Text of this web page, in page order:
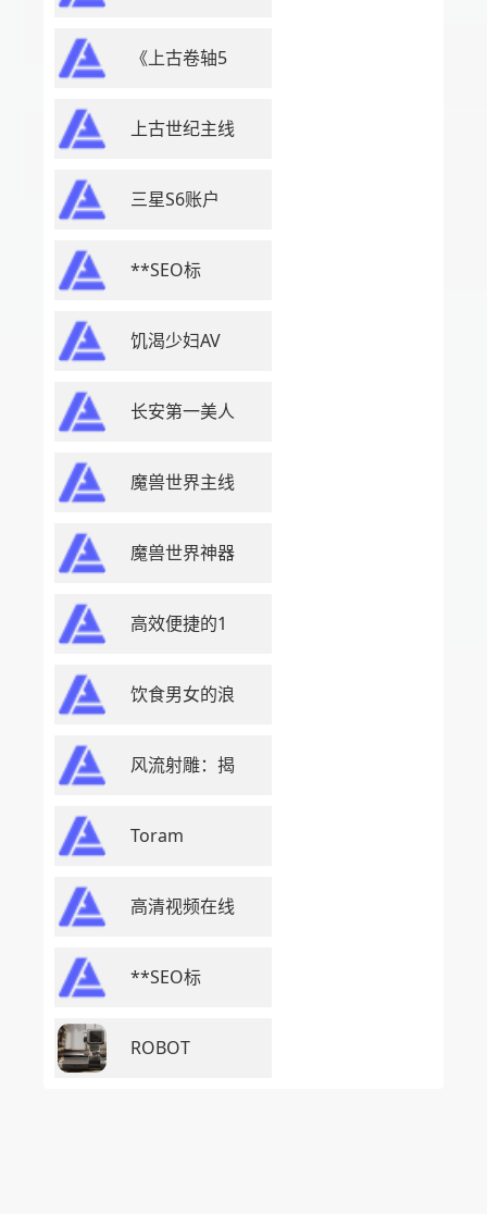
《上古卷轴5
上古世纪主线
三星S6账户
**SEO标
饥渴少妇AV
长安第一美人
魔兽世界主线
魔兽世界神器
高效便捷的1
饮食男女的浪
风流射雕：揭
Toram
高清视频在线
**SEO标
ROBOT